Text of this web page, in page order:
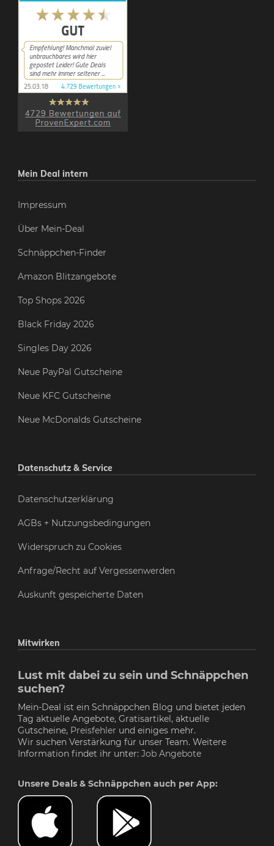
Mein Deal intern
Impressum
Über Mein-Deal
Schnäppchen-Finder
Amazon Blitzangebote
Top Shops 2026
Black Friday 2026
Singles Day 2026
Neue PayPal Gutscheine
Neue KFC Gutscheine
Neue McDonalds Gutscheine
Datenschutz & Service
Datenschutzerklärung
AGBs + Nutzungsbedingungen
Widerspruch zu Cookies
Anfrage/Recht auf Vergessenwerden
Auskunft gespeicherte Daten
Mitwirken
Lust mit dabei zu sein und Schnäppchen
suchen?
Mein-Deal ist ein Schnäppchen Blog und bietet jeden
Tag aktuelle Angebote, Gratisartikel, aktuelle
Gutscheine, Preisfehler und einiges mehr.
Wir suchen Verstärkung für unser Team. Weitere
Information findet ihr unter: Job Angebote
Unsere Deals & Schnäppchen auch per App: